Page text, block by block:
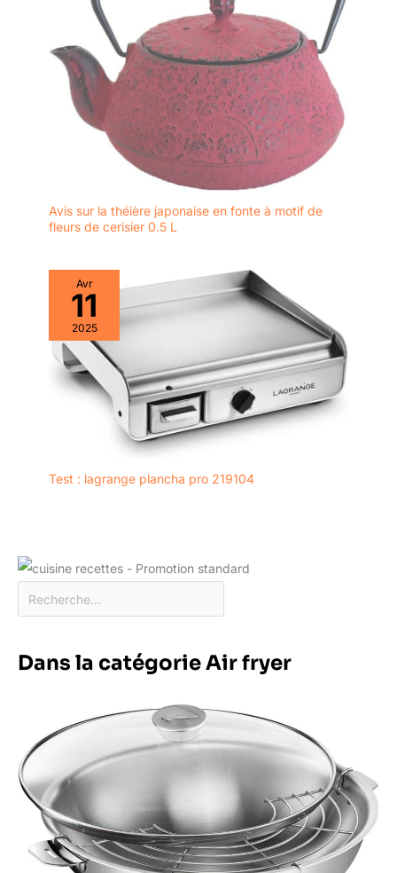
Avis sur la théière japonaise en fonte à motif de
fleurs de cerisier 0.5 L
Avr
11
2025
Test : lagrange plancha pro 219104
Dans la catégorie Air fryer